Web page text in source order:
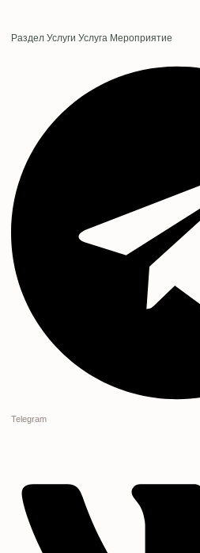
Раздел Услуги Услуга Мероприятие
Telegram